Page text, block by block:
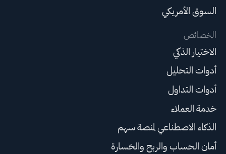
السوق الأمريكي
الخصائص
الاختيار الذكي
أدوات التحليل
أدوات التداول
خدمة العملاء
الذكاء الاصطناعي لمنصة سهم
أمان الحساب والربح والخسارة